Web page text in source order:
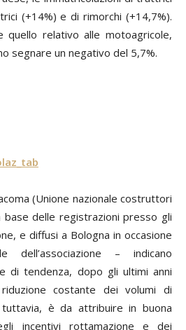
(+14%) e di rimorchi (+14,7%).
quello relativo alle motoagricole,
segnare un negativo del 5,7%.
(Unione nazionale costruttori
base delle registrazioni presso gli
e diffusi a Bologna in occasione
dell’associazione – indicano
di tendenza, dopo gli ultimi anni
costante dei volumi di
tuttavia, è da attribuire in buona
incentivi rottamazione e dei